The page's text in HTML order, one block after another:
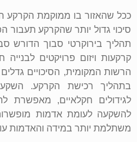
ככל שהאזור בו ממוקמת הקרקע
סיכוי גדול יותר שהקרקע תעבור
תהליך בירוקרטי סבוך הדורש
קרקעות ויזום פרויקטים
הרשות המקומית, הסיכויים
בתהליך רכישת הקרקע.
לגידולים חקלאיים, מאפשרת
להשקעה לעומת אדמות
משתלמת יותר במידה והאדמות